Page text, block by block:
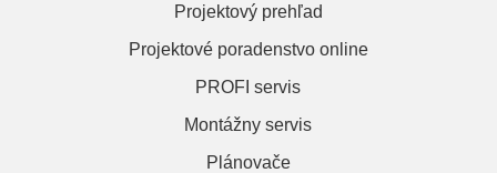
Projektový prehľad
Projektové poradenstvo online
PROFI servis
Montážny servis
Plánovače